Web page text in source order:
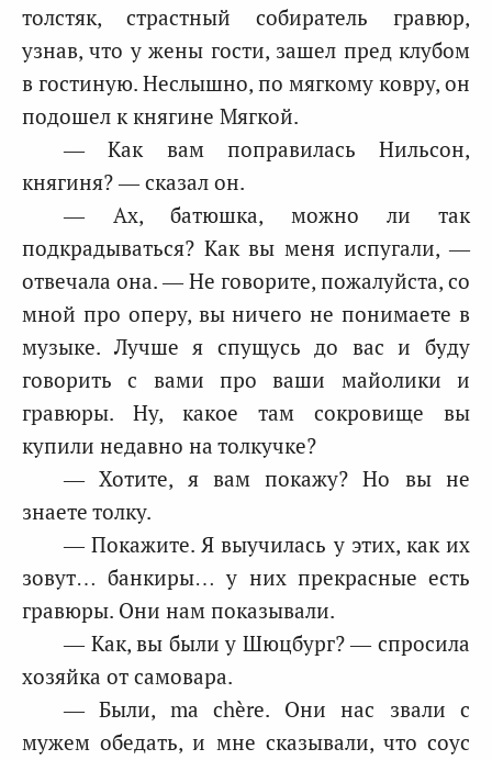
толстяк, страстный собиратель гравюр,
узнав, что у жены гости, зашел пред клубом
в гостиную. Неслышно, по мягкому ковру, он
подошел к княгине Мягкой.
— Как вам поправилась Нильсон,
княгиня? — сказал он.
— Ах, батюшка, можно ли так
подкрадываться? Как вы меня испугали, —
отвечала она. — Не говорите, пожалуйста, со
мной про оперу, вы ничего не понимаете в
музыке. Лучше я спущусь до вас и буду
говорить с вами про ваши майолики и
гравюры. Ну, какое там сокровище вы
купили недавно на толкучке?
— Хотите, я вам покажу? Но вы не
знаете толку.
— Покажите. Я выучилась у этих, как их
зовут… банкиры… у них прекрасные есть
гравюры. Они нам показывали.
— Как, вы были у Шюцбург? — спросила
хозяйка от самовара.
— Были, ma chère. Они нас звали с
мужем обедать, и мне сказывали, что соус